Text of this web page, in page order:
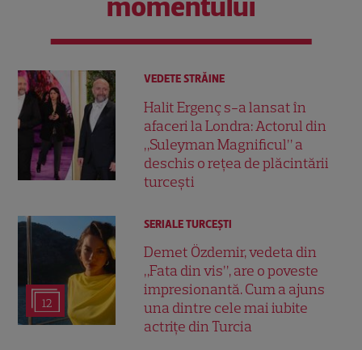
VEDETE STRĂINE
Halit Ergenç s-a lansat în
afaceri la Londra: Actorul din
„Suleyman Magnificul” a
deschis o rețea de plăcintării
turcești
12
SERIALE TURCEŞTI
Demet Özdemir, vedeta din
„Fata din vis”, are o poveste
impresionantă. Cum a ajuns
una dintre cele mai iubite
actrițe din Turcia